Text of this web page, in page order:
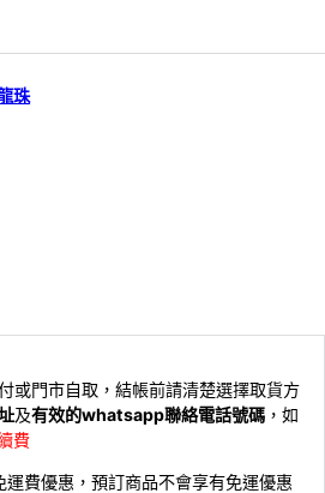
珠
或門市自取，結帳前請清楚選擇取貨方
及有效的whatsapp聯絡電話號碼 ，如
費
費優惠，預訂商品不會享有免運優惠